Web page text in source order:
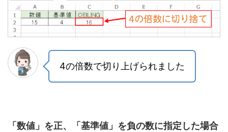
4の倍数で切り上げられました
「数値」を正、「基準値」を負の数に指定した場合